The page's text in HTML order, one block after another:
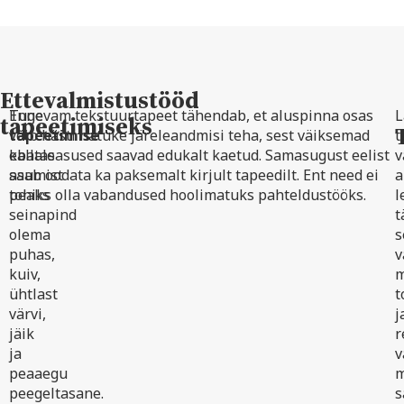
Ettevalmistustööd
tapeetimiseks
Enne
tapeetimise
kallale
asumist
peaks
seinapind
olema
puhas,
kuiv,
ühtlast
värvi,
jäik
ja
peaaegu
peegeltasane.
Tugevam tekstuurtapeet tähendab, et aluspinna osas
võib hästi natuke järeleandmisi teha, sest väiksemad
ebatasasused saavad edukalt kaetud. Samasugust eelist
saab oodata ka paksemalt kirjult tapeedilt. Ent need ei
tohiks olla vabandused hoolimatuks pahteldustööks.